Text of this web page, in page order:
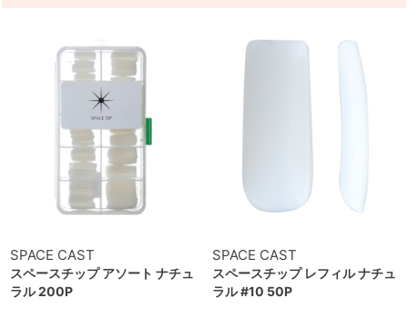
SPACE CAST
スペースチップ アソート ナチュ
ラル 200P
SPACE CAST
スペースチップ レフィル ナチュ
ラル #10 50P